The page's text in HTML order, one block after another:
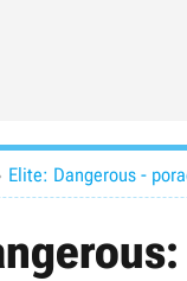
Elite: Dangerous -